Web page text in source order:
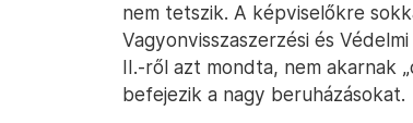
nem tetszik. A képviselőkre
Vagyonvisszaszerzési és
II.-ről azt mondta, nem akarnak
befejezik a nagy beruházásokat.